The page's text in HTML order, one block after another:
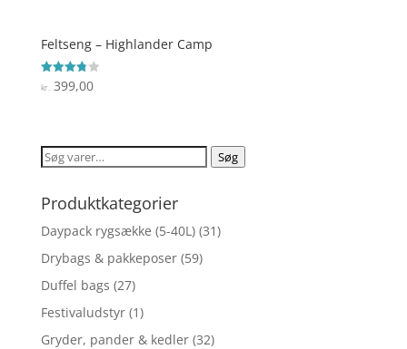
Feltseng – Highlander Camp
Vurderet
3.8
kr. 399,00
Søg
Søg
Produktkategorier
Daypack rygsække (5-40L) (31)
Drybags & pakkeposer (59)
Duffel bags (27)
Festivaludstyr (1)
Gryder, pander & kedler (32)